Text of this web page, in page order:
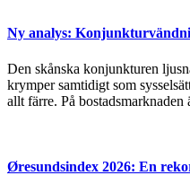
Ny analys:
Den skånska konjunkturen
krymper samtidigt som
allt färre. På
Øresundsindex 2026: En